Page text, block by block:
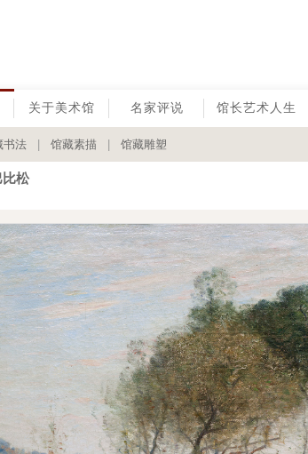
关于美术馆 名家评说 馆长艺术人生
书法 馆藏素描 馆藏雕塑
松